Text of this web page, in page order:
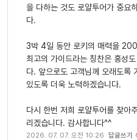
을 다하는 것도 로얄투어가 중요
다.
3박 4일 동안 로키의 매력을
최고의 가이드라는 칭찬은 홍성
다. 앞으로도 고객님께 오래도록
있도록 더욱 노력하겠습니다.
다시 한번 저희 로얄투어를 찾아
리겠습니다. 감사합니다^^
2026. 07. 07. 오전 10:26 답글쓰기